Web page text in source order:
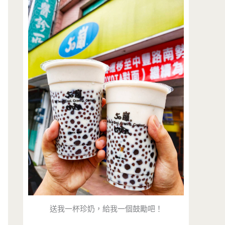
送我一杯珍奶，給我一個鼓勵吧！